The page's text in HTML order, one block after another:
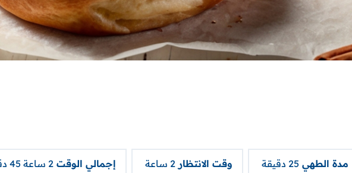
مدة الطهي 25 دقيقة وقت الانتظار2 ساعة إجمالي الوقت2 ساعة 45 دقيقة